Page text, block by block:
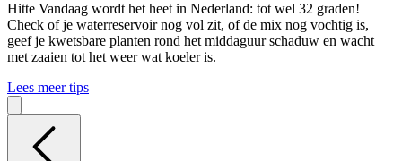
Hitte Vandaag wordt het heet in Nederland: tot wel 32 graden!
Check of je waterreservoir nog vol zit, of de mix nog vochtig is,
geef je kwetsbare planten rond het middaguur schaduw en wacht
met zaaien tot het weer wat koeler is.
Lees meer tips